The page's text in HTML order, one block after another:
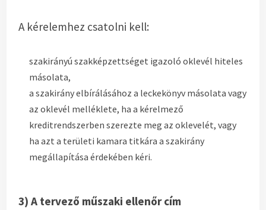
A kérelemhez csatolni kell:
szakirányú szakképzettséget igazoló oklevél hiteles
másolata,
a szakirány elbírálásához a leckekönyv másolata vagy
az oklevél melléklete, ha a kérelmező
kreditrendszerben szerezte meg az oklevelét, vagy
ha azt a területi kamara titkára a szakirány
megállapítása érdekében kéri.
3) A tervező műszaki ellenőr cím